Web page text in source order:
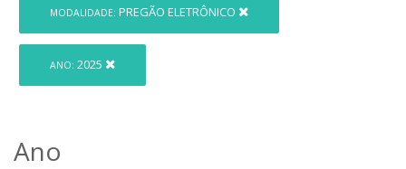
MODALIDADE: PREGÃO ELETRÔNICO
ANO: 2025
Ano